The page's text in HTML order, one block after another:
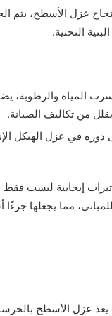
عزل الأسطح،
التحتية.
المياه
من تكاليف الصيانة.
دوره في عزل الهيكل
إيجابية ليست
مما يجعلها
عزل الأسطح